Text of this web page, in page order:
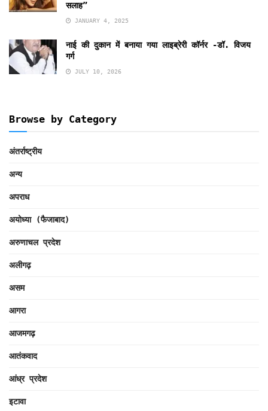
सलाह”
JANUARY 4, 2025
नाई की दुकान में बनाया गया लाइब्रेरी कॉर्नर -डॉ. विजय
गर्ग
JULY 10, 2026
Browse by Category
अंतर्राष्ट्रीय
अन्य
अपराध
अयोध्या (फैजाबाद)
अरुणाचल प्रदेश
अलीगढ़
असम
आगरा
आजमगढ़
आतंकवाद
आंध्र प्रदेश
इटावा